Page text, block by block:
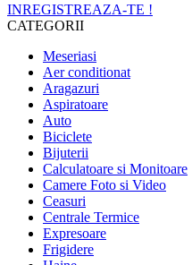
INREGISTREAZA-TE !
CATEGORII
Meseriasi
Aer conditionat
Aragazuri
Aspiratoare
Auto
Biciclete
Bijuterii
Calculatoare si Monitoare
Camere Foto si Video
Ceasuri
Centrale Termice
Expresoare
Frigidere